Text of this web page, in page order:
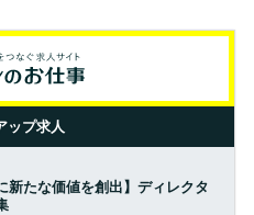
ップ求人
新たな価値を創出】ディレクタ